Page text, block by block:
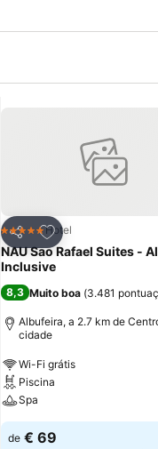
Partilhar
Adicionar aos
5 EstrelasHotel
NAU Sao Rafael Suites -
Inclusive
8,3 Muito boa (3.481
Albufeira, a 2.7 km de
cidade
Wi-Fi grátis
Piscina
Spa
de € 69